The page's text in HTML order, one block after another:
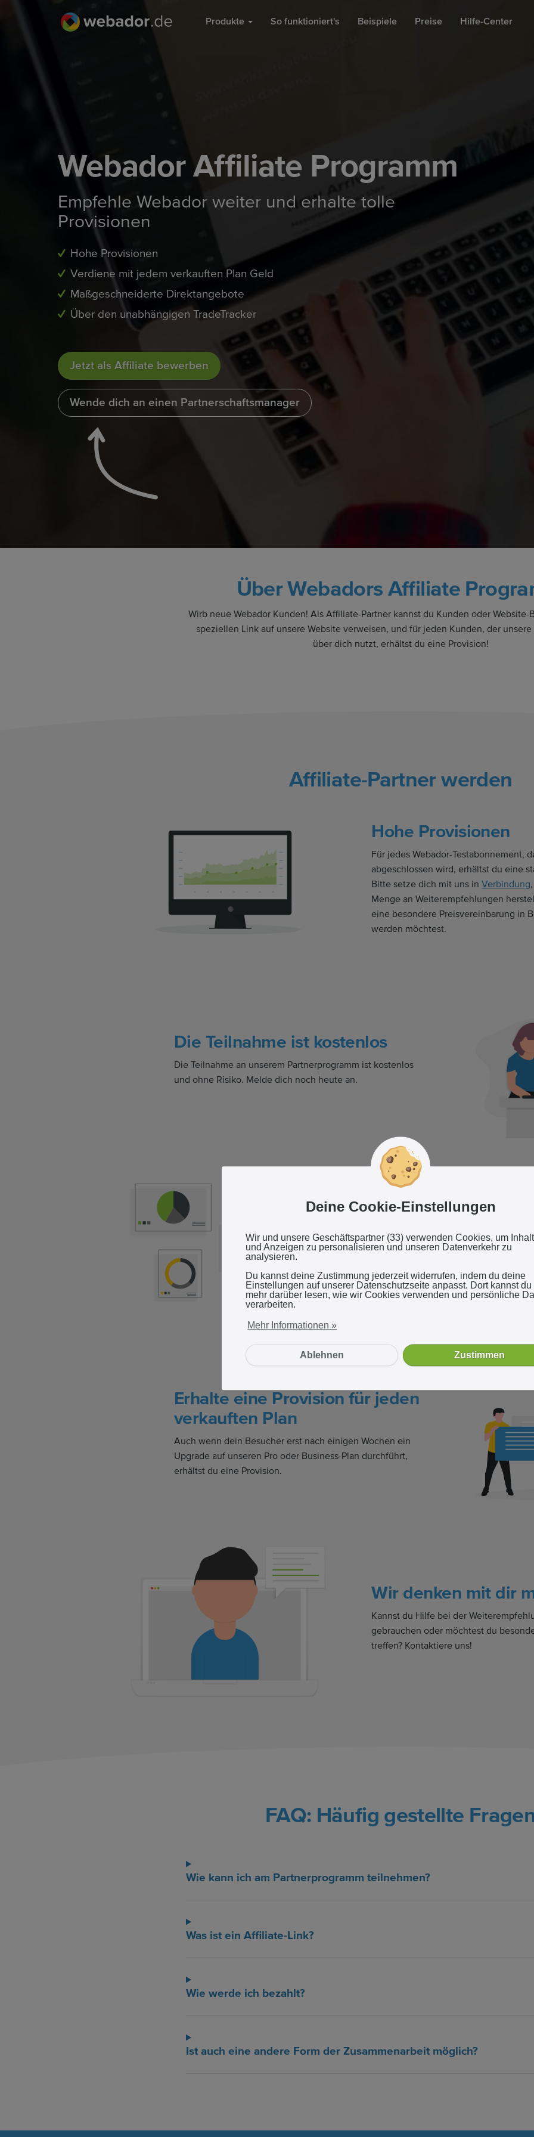
Produkte So funktioniert's Beispiele Preise Hilfe-Center
Webador Affiliate Programm
Empfehle Webador weiter und erhalte tolle
Provisionen
Hohe Provisionen
Verdiene mit jedem verkauften Plan Geld
Maßgeschneiderte Direktangebote
Über den unabhängigen TradeTracker
Jetzt als Affiliate bewerben
Wende dich an einen Partnerschaftsmanager
Über Webadors Affiliate
Wirb neue Webador Kunden! Als Affiliate-Partner kannst du Kunden oder Website-
speziellen Link auf unsere Website verweisen, und für jeden Kunden, der
über dich nutzt, erhältst du eine Provision!
Affiliate-Partner werden
Hohe Provisionen
Für jedes Webador-Testabonnement,
abgeschlossen wird, erhältst du eine
Bitte setze dich mit uns inVerbindung
Menge an Weiterempfehlungen
eine besondere Preisvereinbarung in
werden möchtest.
Die Teilnahme ist kostenlos
Die Teilnahme an unserem Partnerprogramm ist kostenlos
und ohne Risiko. Melde dich noch heute an.
Wir nutzen das zuverlässige und
Leistung bietet.
Erhalte eine Provision für jeden
verkauften Plan
Auch wenn dein Besucher erst nach einigen Wochen ein
Upgrade auf unseren Pro oder Business-Plan durchführt,
erhältst du eine Provision.
Wir denken mit dir
Kannst du Hilfe bei der
gebrauchen oder möchtest du
treffen? Kontaktiere uns!
FAQ: Häufig gestellte
Wie kann ich am Partnerprogramm teilnehmen?
Was ist ein Affiliate-Link?
Wie werde ich bezahlt?
Ist auch eine andere Form der Zusammenarbeit möglich?
Deine Cookie-Einstellungen
Wir und unsere Geschäftspartner (33) verwenden Cookies, um
und Anzeigen zu personalisieren und unseren Datenverkehr zu
analysieren.
Du kannst deine Zustimmung jederzeit widerrufen, indem du deine
Einstellungen auf unserer Datenschutzseite anpasst. Dort kannst du
mehr darüber lesen, wie wir Cookies verwenden und persönliche
verarbeiten.
Mehr Informationen »
Ablehnen Zustimmen